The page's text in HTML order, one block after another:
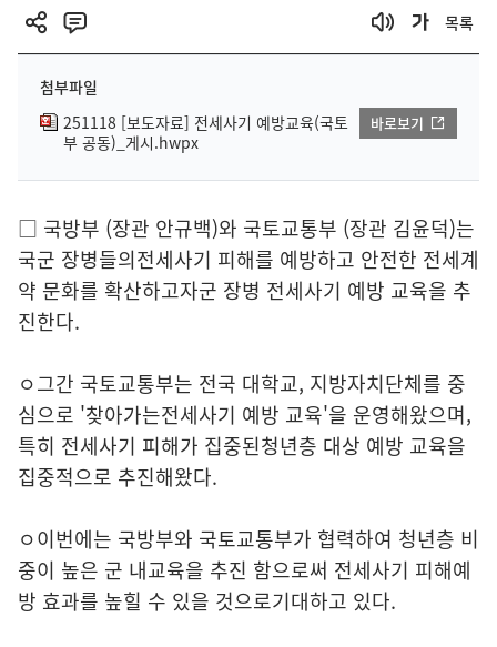
목록
첨부파일
251118 [보도자료] 전세사기 예방교육(국토
부 공동)_게시.hwpx
바로보기
□ 국방부 (장관 안규백)와 국토교통부 (장관 김윤덕)는
국군 장병들의전세사기 피해를 예방하고 안전한 전세계
약 문화를 확산하고자군 장병 전세사기 예방 교육을 추
진한다.
ㅇ그간 국토교통부는 전국 대학교, 지방자치단체를 중
심으로 '찾아가는전세사기 예방 교육'을 운영해왔으며,
특히 전세사기 피해가 집중된청년층 대상 예방 교육을
집중적으로 추진해왔다.
ㅇ이번에는 국방부와 국토교통부가 협력하여 청년층 비
중이 높은 군 내교육을 추진 함으로써 전세사기 피해예
방 효과를 높힐 수 있을 것으로기대하고 있다.